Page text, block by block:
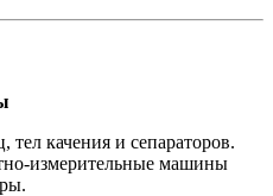
тел качения и сепараторов.
измерительные машины